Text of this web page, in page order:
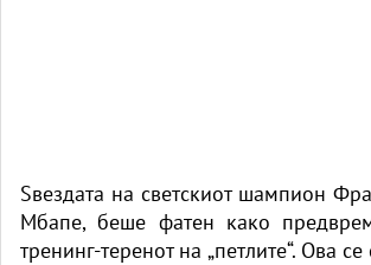
Ѕвездата на светскиот шампион
Мбапе, беше фатен како
тренинг-теренот на „петлите“. Ова